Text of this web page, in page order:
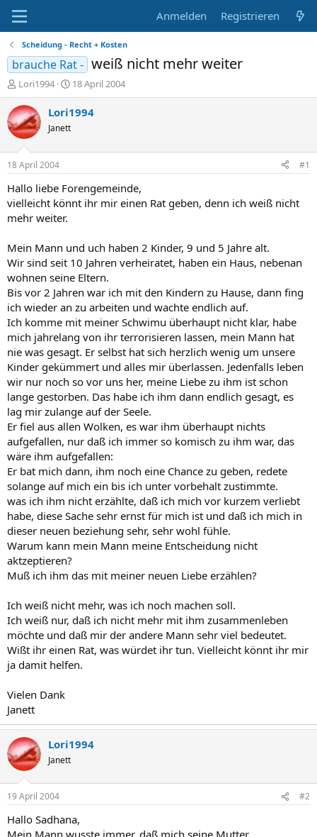
Anmelden Registrieren
Scheidung - Recht + Kosten
brauche Rat - weiß nicht mehr weiter
E
r
s
t
e
e
r
Lori1994
E
r
s
t
a
m
18 April 2004
Lori1994
Janett
18 April 2004 #1
Hallo liebe Forengemeinde,
vielleicht könnt ihr mir einen Rat geben, denn ich weiß nicht
mehr weiter.
Mein Mann und uch haben 2 Kinder, 9 und 5 Jahre alt.
Wir sind seit 10 Jahren verheiratet, haben ein Haus, nebenan
wohnen seine Eltern.
Bis vor 2 Jahren war ich mit den Kindern zu Hause, dann fing
ich wieder an zu arbeiten und wachte endlich auf.
Ich komme mit meiner Schwimu überhaupt nicht klar, habe
mich jahrelang von ihr terrorisieren lassen, mein Mann hat
nie was gesagt. Er selbst hat sich herzlich wenig um unsere
Kinder gekümmert und alles mir überlassen. Jedenfalls leben
wir nur noch so vor uns her, meine Liebe zu ihm ist schon
lange gestorben. Das habe ich ihm dann endlich gesagt, es
lag mir zulange auf der Seele.
Er fiel aus allen Wolken, es war ihm überhaupt nichts
aufgefallen, nur daß ich immer so komisch zu ihm war, das
wäre ihm aufgefallen:
Er bat mich dann, ihm noch eine Chance zu geben, redete
solange auf mich ein bis ich unter vorbehalt zustimmte.
was ich ihm nicht erzählte, daß ich mich vor kurzem verliebt
habe, diese Sache sehr ernst für mich ist und daß ich mich in
dieser neuen beziehung sehr, sehr wohl fühle.
Warum kann mein Mann meine Entscheidung nicht
aktzeptieren?
Muß ich ihm das mit meiner neuen Liebe erzählen?
Ich weiß nicht mehr, was ich noch machen soll.
Ich weiß nur, daß ich nicht mehr mit ihm zusammenleben
möchte und daß mir der andere Mann sehr viel bedeutet.
Wißt ihr einen Rat, was würdet ihr tun. Vielleicht könnt ihr mir
ja damit helfen.
Vielen Dank
Janett
Lori1994
Janett
19 April 2004 #2
Hallo Sadhana,
Mein Mann wusste immer, daß mich seine Mutter